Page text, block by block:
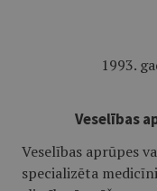
1993.
Veselības
Veselības aprūpes
specializēta